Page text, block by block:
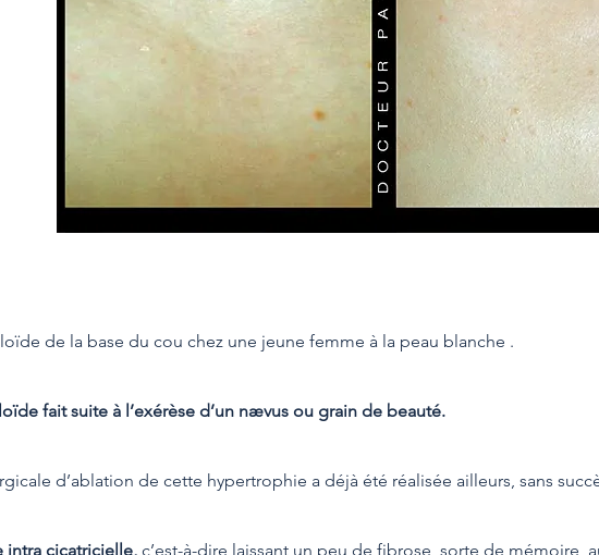
de la base du cou chez une jeune femme à la peau blanche .
fait suite à l’exérèse d’un nævus ou grain de beauté.
d’ablation de cette hypertrophie a déjà été réalisée ailleurs, sans
intra cicatricielle, c’est-à-dire laissant un peu de fibrose, sorte de mémoire,